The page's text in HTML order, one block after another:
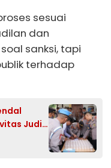
sesuai
dan
sanksi, tapi
terhadap
Judi